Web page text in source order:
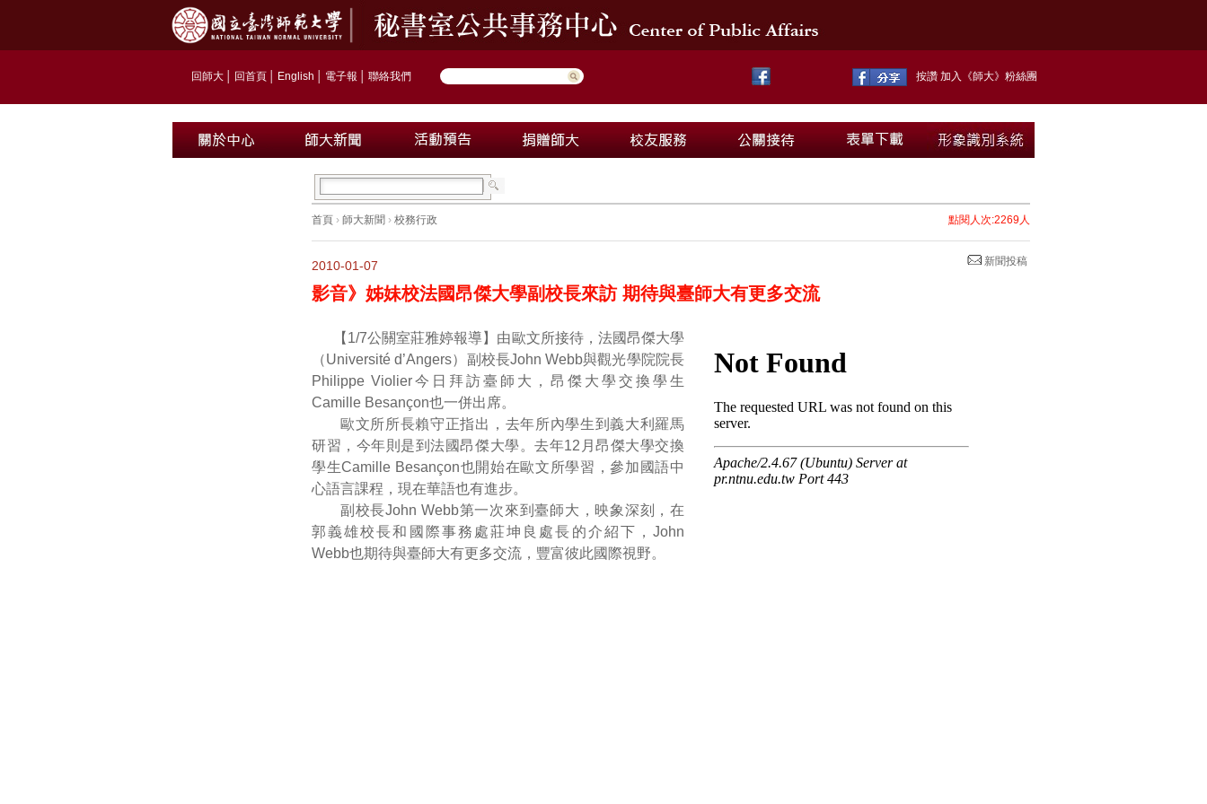
回師大 回首頁 English 電子報 聯絡我們 按讚 加入《師大》粉絲團
首頁 › 師大新聞 › 校務行政 點閱人次:2269人
新聞投稿
2010-01-07
影音》姊妹校法國昂傑大學副校長來訪 期待與臺師大有更多交流
【1/7公關室莊雅婷報導】由歐文所接待，法國昂傑大學
（Université d’Angers）副校長John Webb與觀光學院院長
Philippe Violier今日拜訪臺師大，昂傑大學交換學生
Camille Besançon也一併出席。
歐文所所長賴守正指出，去年所內學生到義大利羅馬
研習，今年則是到法國昂傑大學。去年12月昂傑大學交換
學生Camille Besançon也開始在歐文所學習，參加國語中
心語言課程，現在華語也有進步。
副校長John Webb第一次來到臺師大，映象深刻，在
郭義雄校長和國際事務處莊坤良處長的介紹下，John
Webb也期待與臺師大有更多交流，豐富彼此國際視野。